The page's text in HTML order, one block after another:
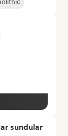
sundular